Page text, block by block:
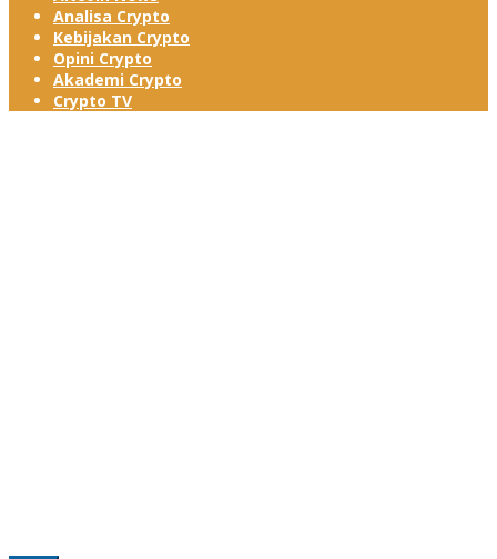
Analisa Crypto
Kebijakan Crypto
Opini Crypto
Akademi Crypto
Crypto TV